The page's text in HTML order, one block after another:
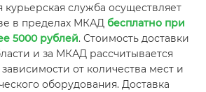
курьерская служба осуществляет
в пределах МКАД бесплатно при
5000 рублей. Стоимость доставки
и за МКАД рассчитывается
от количества мест и
оборудования. Доставка